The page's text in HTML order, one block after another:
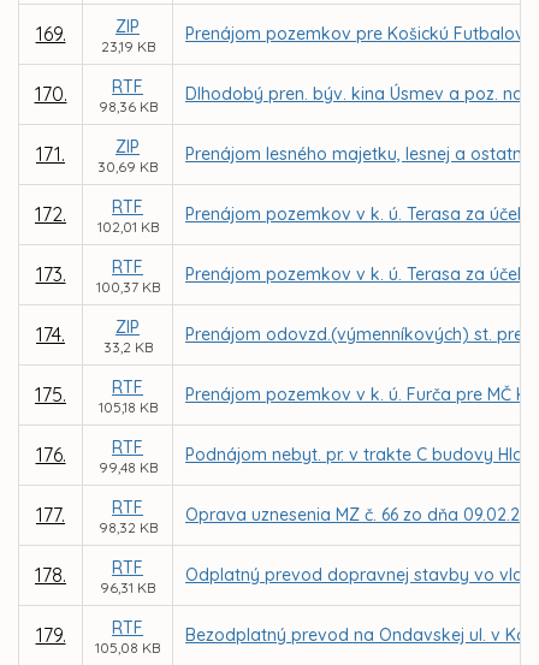
169. ZIP
23,19 KB
Prenájom pozemkov pre Košickú
170. RTF
98,36 KB
Dlhodobý pren. býv. kina Úsmev a poz. na
171. ZIP
30,69 KB
Prenájom lesného majetku, lesnej a
172. RTF
102,01 KB
Prenájom pozemkov v k. ú. Terasa za
173. RTF
100,37 KB
Prenájom pozemkov v k. ú. Terasa za
174. ZIP
33,2 KB
Prenájom odovzd.(výmenníkových) st. pre
175. RTF
105,18 KB
Prenájom pozemkov v k. ú. Furča pre MČ
176. RTF
99,48 KB
Podnájom nebyt. pr. v trakte C budovy
177. RTF
98,32 KB
Oprava uznesenia MZ č. 66 zo dňa
178. RTF
96,31 KB
Odplatný prevod dopravnej stavby vo
179. RTF
105,08 KB
Bezodplatný prevod na Ondavskej ul. v